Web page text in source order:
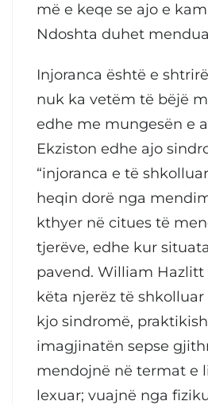
më e keqe se ajo e
Ndoshta duhet
Injoranca është e
nuk ka vetëm të bëjë
edhe me mungesën e
Ekziston edhe ajo
“injoranca e të
heqin dorë nga
kthyer në citues të
tjerëve, edhe kur
pavend. William Hazlitt
këta njerëz të
kjo sindromë,
imagjinatën sepse
mendojnë në termat e
lexuar; vuajnë nga